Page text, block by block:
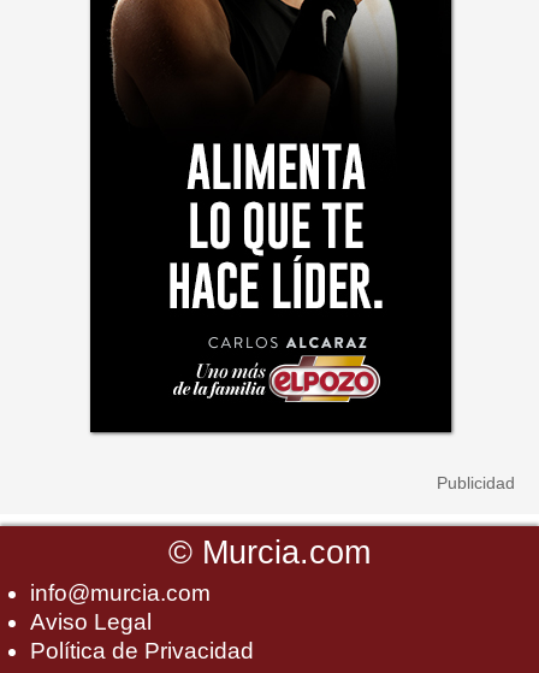
© Murcia.com
info@murcia.com
Aviso Legal
Política de Privacidad